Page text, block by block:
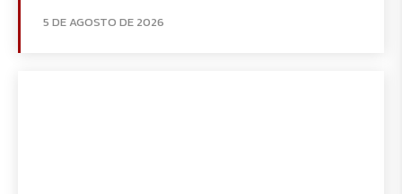
5 DE AGOSTO DE 2026